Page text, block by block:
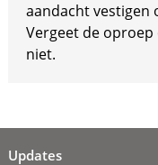
aandacht vestigen
Vergeet de
niet.
Updates